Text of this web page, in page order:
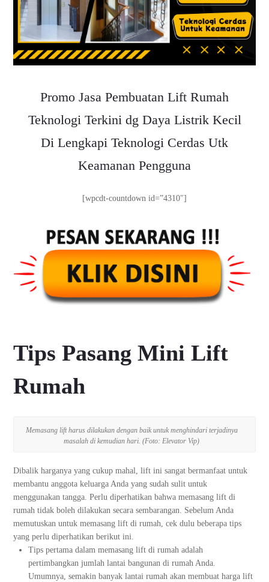
Promo Jasa Pembuatan Lift Rumah
Teknologi Terkini dg Daya Listrik Kecil
Di Lengkapi Teknologi Cerdas Utk
Keamanan Pengguna
[wpcdt-countdown id=”4310″]
Tips Pasang Mini Lift
Rumah
Memasang lift harus dilakukan dengan baik untuk menghindari terjadinya
masalah di kemudian hari. (Foto: Elevator Vip)
Dibalik harganya yang cukup mahal, lift ini sangat bermanfaat untuk
membantu anggota keluarga Anda yang sudah sulit untuk
menggunakan tangga. Perlu diperhatikan bahwa memasang lift di
rumah tidak boleh dilakukan secara sembarangan. Sebelum Anda
memutuskan untuk memasang lift di rumah, cek dulu beberapa tips
yang perlu diperhatikan berikut ini.
Tips pertama dalam memasang lift di rumah adalah
pertimbangkan jumlah lantai bangunan di rumah Anda.
Umumnya, semakin banyak lantai rumah akan membuat harga lift